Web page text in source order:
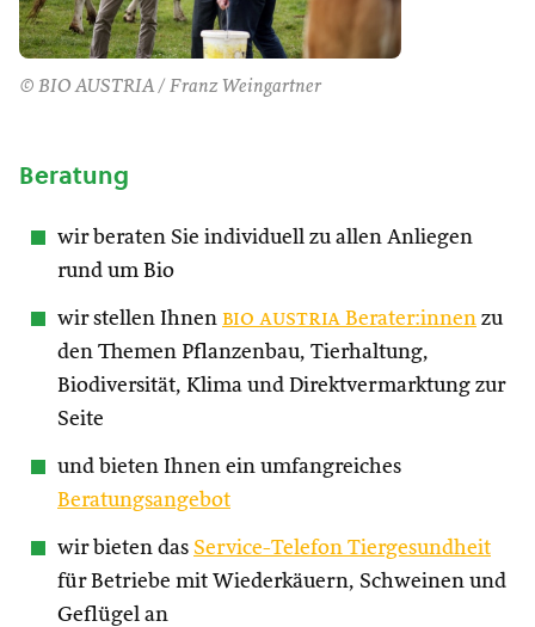
© BIO AUSTRIA / Franz Weingartner
Beratung
wir beraten Sie individuell zu allen Anliegen
rund um Bio
wir stellen Ihnen bio austria Berater:innen zu
den Themen Pflanzenbau, Tierhaltung,
Biodiversität, Klima und Direktvermarktung zur
Seite
und bieten Ihnen ein umfangreiches
Beratungsangebot
wir bieten das Service-Telefon Tiergesundheit
für Betriebe mit Wiederkäuern, Schweinen und
Geflügel an